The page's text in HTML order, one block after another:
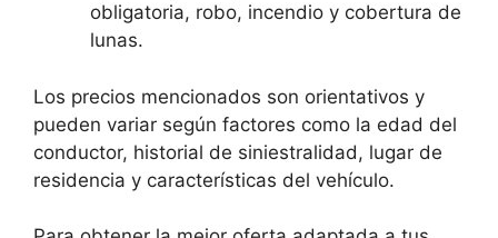
obligatoria, robo, incendio y cobertura de
lunas.
Los precios mencionados son orientativos y
pueden variar según factores como la edad del
conductor, historial de siniestralidad, lugar de
residencia y características del vehículo.